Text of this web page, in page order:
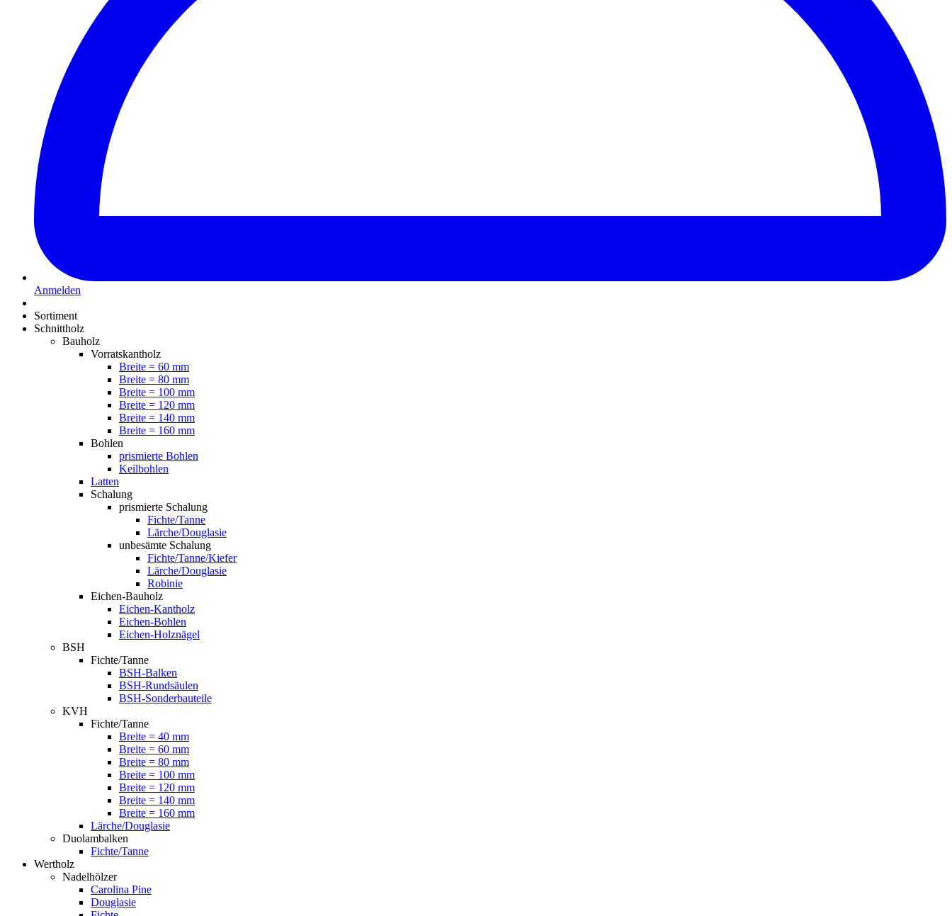
Anmelden
Sortiment
Schnittholz
Bauholz
Vorratskantholz
Breite = 60 mm
Breite = 80 mm
Breite = 100 mm
Breite = 120 mm
Breite = 140 mm
Breite = 160 mm
Bohlen
prismierte Bohlen
Keilbohlen
Latten
Schalung
prismierte Schalung
Fichte/Tanne
Lärche/Douglasie
unbesämte Schalung
Fichte/Tanne/Kiefer
Lärche/Douglasie
Robinie
Eichen-Bauholz
Eichen-Kantholz
Eichen-Bohlen
Eichen-Holznägel
BSH
Fichte/Tanne
BSH-Balken
BSH-Rundsäulen
BSH-Sonderbauteile
KVH
Fichte/Tanne
Breite = 40 mm
Breite = 60 mm
Breite = 80 mm
Breite = 100 mm
Breite = 120 mm
Breite = 140 mm
Breite = 160 mm
Lärche/Douglasie
Duolambalken
Fichte/Tanne
Wertholz
Nadelhölzer
Carolina Pine
Douglasie